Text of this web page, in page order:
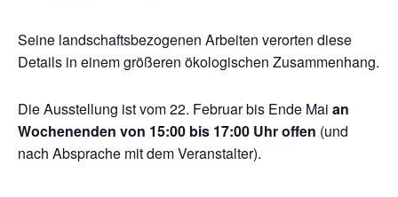
Seine landschaftsbezogenen Arbeiten verorten diese
Details in einem größeren ökologischen Zusammenhang.
Die Ausstellung ist vom 22. Februar bis Ende Mai an
Wochenenden von 15:00 bis 17:00 Uhr offen (und
nach Absprache mit dem Veranstalter).